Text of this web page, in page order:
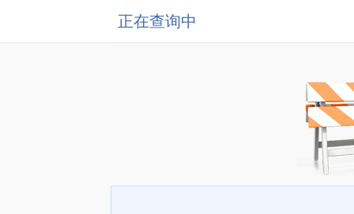
正在查询中